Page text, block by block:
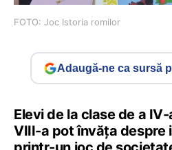
FOTO: Joc Istoria romilor
Adaugă-ne ca sursă
Elevi de la clase de a
VIII-a pot învăța despre